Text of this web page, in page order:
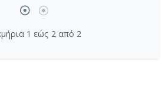
1 εώς 2 από 2